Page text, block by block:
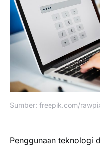
Sumber: freepik.com/
Penggunaan teknologi